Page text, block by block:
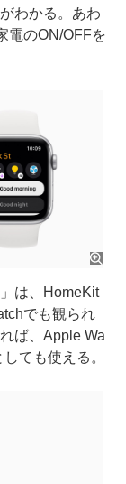
わかる。あわ
電のON/OFFを
は、HomeKit
でも観られ
ば、Apple Wa
ても使える。